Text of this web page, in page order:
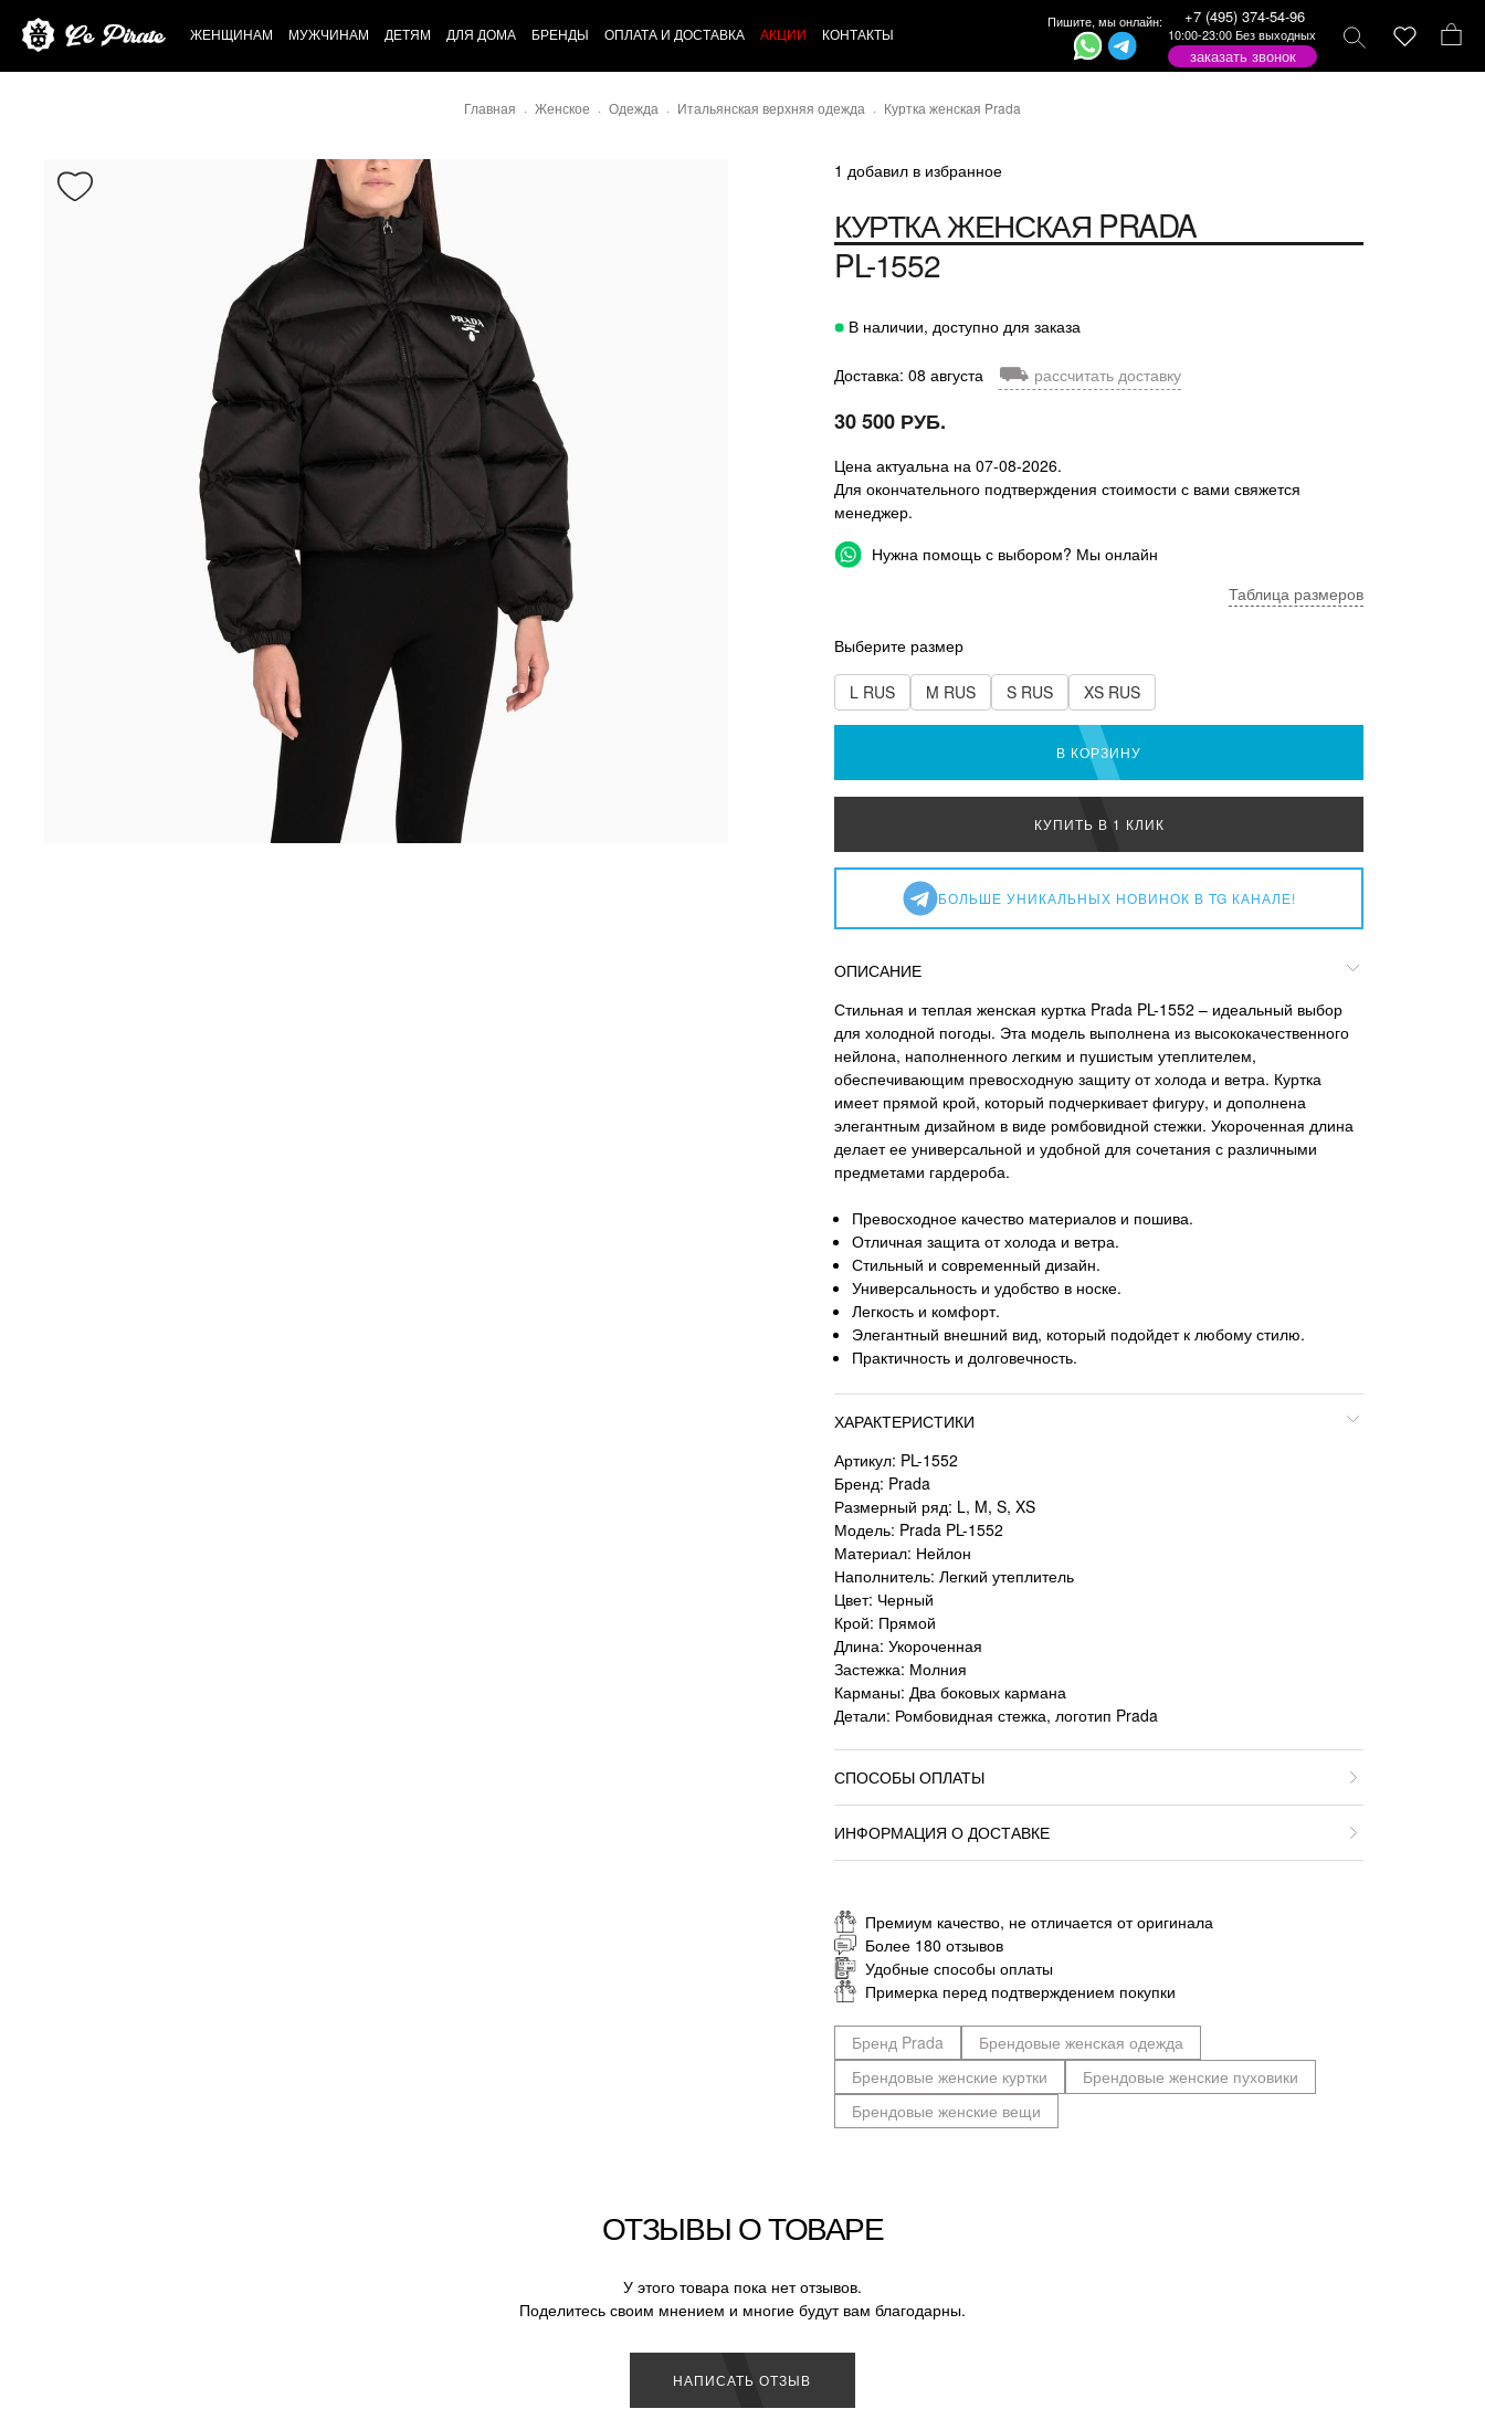
ЖЕНЩИНАМ МУЖЧИНАМ ДЕТЯМ ДЛЯ ДОМА БРЕНДЫ ОПЛАТА И ДОСТАВКА АКЦИИ КОНТАКТЫ
Пишите, мы онлайн: +7 (495) 374-54-96
10:00-23:00 Без выходных
заказать звонок
Главная Женское Одежда Итальянская верхняя одежда Куртка женская Prada
1 добавил в избранное
КУРТКА ЖЕНСКАЯ PRADA
PL-1552
В наличии, доступно для заказа
Доставка: 08 августа ⛟ рассчитать доставку
30 500 РУБ.
Цена актуальна на 07-08-2026.
Для окончательного подтверждения стоимости с вами свяжется
менеджер.
Нужна помощь с выбором? Мы онлайн
Таблица размеров
Выберите размер
L RUS M RUS S RUS XS RUS
В КОРЗИНУ
КУПИТЬ В 1 КЛИК
БОЛЬШЕ УНИКАЛЬНЫХ НОВИНОК В TG КАНАЛЕ!
ОПИСАНИЕ
Стильная и теплая женская куртка Prada PL-1552 – идеальный выбор
для холодной погоды. Эта модель выполнена из высококачественного
нейлона, наполненного легким и пушистым утеплителем,
обеспечивающим превосходную защиту от холода и ветра. Куртка
имеет прямой крой, который подчеркивает фигуру, и дополнена
элегантным дизайном в виде ромбовидной стежки. Укороченная длина
делает ее универсальной и удобной для сочетания с различными
предметами гардероба.
Превосходное качество материалов и пошива.
Отличная защита от холода и ветра.
Стильный и современный дизайн.
Универсальность и удобство в носке.
Легкость и комфорт.
Элегантный внешний вид, который подойдет к любому стилю.
Практичность и долговечность.
ХАРАКТЕРИСТИКИ
Артикул: PL-1552
Бренд: Prada
Размерный ряд: L, M, S, XS
Модель: Prada PL-1552
Материал: Нейлон
Наполнитель: Легкий утеплитель
Цвет: Черный
Крой: Прямой
Длина: Укороченная
Застежка: Молния
Карманы: Два боковых кармана
Детали: Ромбовидная стежка, логотип Prada
СПОСОБЫ ОПЛАТЫ
ИНФОРМАЦИЯ О ДОСТАВКЕ
Премиум качество, не отличается от оригинала
Более 180 отзывов
Удобные способы оплаты
Примерка перед подтверждением покупки
Бренд Prada
Брендовые женская одежда
Брендовые женские куртки
Брендовые женские пуховики
Брендовые женские вещи
ОТЗЫВЫ О ТОВАРЕ
У этого товара пока нет отзывов.
Поделитесь своим мнением и многие будут вам благодарны.
НАПИСАТЬ ОТЗЫВ